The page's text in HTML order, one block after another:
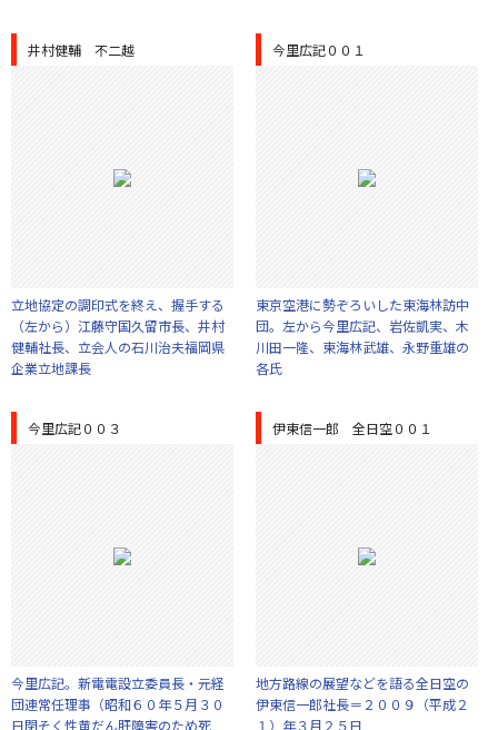
井村健輔 不二越
立地協定の調印式を終え、握手する
（左から）江藤守国久留市長、井村
健輔社長、立会人の石川治夫福岡県
企業立地課長
今里広記００１
東京空港に勢ぞろいした東海林訪中
団。左から今里広記、岩佐凱実、木
川田一隆、東海林武雄、永野重雄の
各氏
今里広記００３
今里広記。新電電設立委員長・元経
団連常任理事（昭和６０年５月３０
日閉そく性黄だん肝障害のため死
伊東信一郎 全日空００１
地方路線の展望などを語る全日空の
伊東信一郎社長＝２００９（平成２
１）年３月２５日